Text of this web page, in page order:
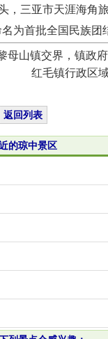
三亚市天涯海角
首批全国民族团
山镇交界，镇政
毛镇行政区域
返回列表
的琼中景区